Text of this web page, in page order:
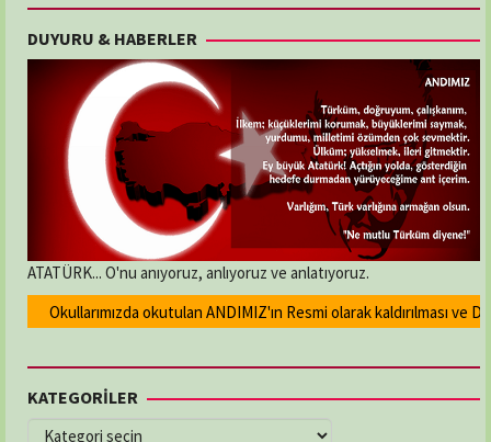
DUYURU & HABERLER
ATATÜRK... O'nu anıyoruz, anlıyoruz ve anlatıyoruz.
Okullarımızda okutulan ANDIMIZ'ın Resmi olarak kaldırılması ve
KATEGORİLER
KATEGORİLER